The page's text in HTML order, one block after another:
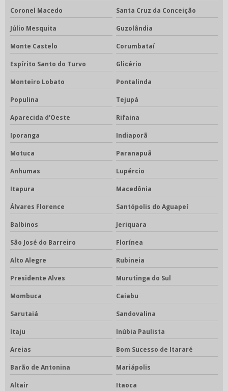
Coronel Macedo Santa Cruz da Conceição
Júlio Mesquita Guzolândia
Monte Castelo Corumbataí
Espírito Santo do Turvo Glicério
Monteiro Lobato Pontalinda
Populina Tejupá
Aparecida d'Oeste Rifaina
Iporanga Indiaporã
Motuca Paranapuã
Anhumas Lupércio
Itapura Macedônia
Álvares Florence Santópolis do Aguapeí
Balbinos Jeriquara
São José do Barreiro Florínea
Alto Alegre Rubineia
Presidente Alves Murutinga do Sul
Mombuca Caiabu
Sarutaiá Sandovalina
Itaju Inúbia Paulista
Areias Bom Sucesso de Itararé
Barão de Antonina Mariápolis
Altair Itaoca